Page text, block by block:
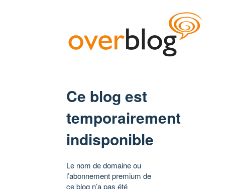
Ce blog est
temporairement
indisponible
Le nom de domaine ou
l’abonnement premium de
ce blog n’a pas été